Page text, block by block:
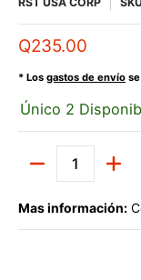
Q235.00
* Los gastos de envío
Único 2
Mas información: